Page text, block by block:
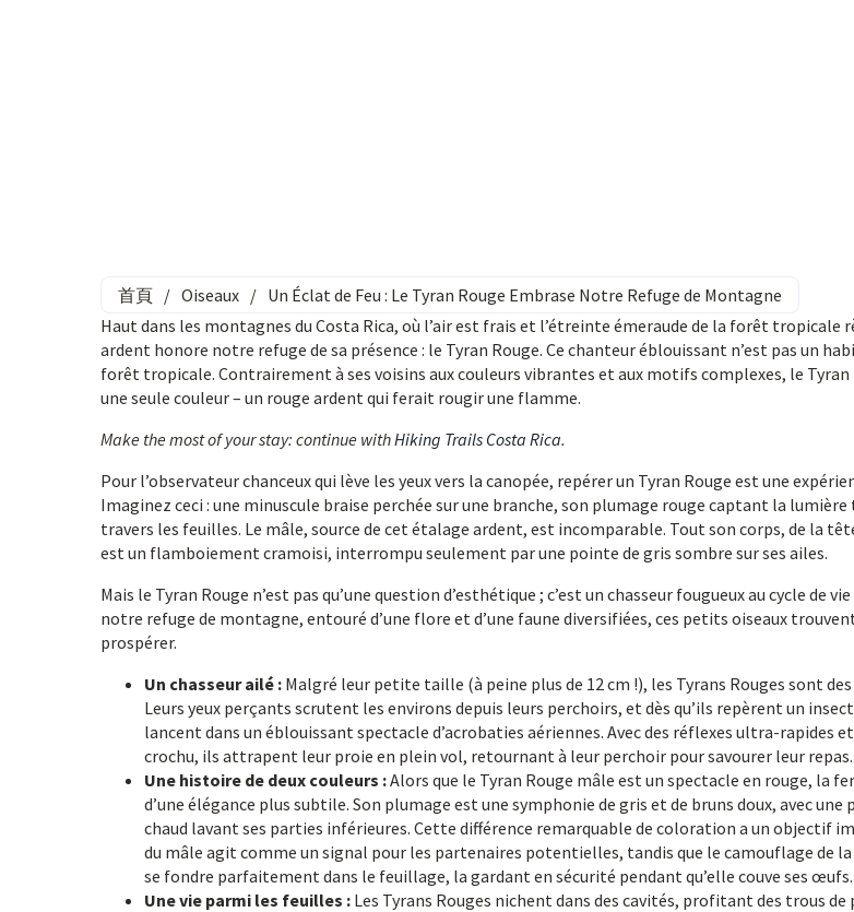
首頁 / Oiseaux / Un Éclat de Feu : Le Tyran Rouge Embrase Notre Refuge de Montagne
Haut dans les montagnes du Costa Rica, où l’air est frais et l’étreinte émeraude de la forêt tropicale
ardent honore notre refuge de sa présence : le Tyran Rouge. Ce chanteur éblouissant n’est pas un
forêt tropicale. Contrairement à ses voisins aux couleurs vibrantes et aux motifs complexes, le Tyran
une seule couleur – un rouge ardent qui ferait rougir une flamme.
Make the most of your stay: continue withHiking Trails Costa Rica.
Pour l’observateur chanceux qui lève les yeux vers la canopée, repérer un Tyran Rouge est une
Imaginez ceci : une minuscule braise perchée sur une branche, son plumage rouge captant la
travers les feuilles. Le mâle, source de cet étalage ardent, est incomparable. Tout son corps, de la
est un flamboiement cramoisi, interrompu seulement par une pointe de gris sombre sur ses ailes.
Mais le Tyran Rouge n’est pas qu’une question d’esthétique ; c’est un chasseur fougueux au cycle de
notre refuge de montagne, entouré d’une flore et d’une faune diversifiées, ces petits oiseaux
prospérer.
Un chasseur ailé : Malgré leur petite taille (à peine plus de 12 cm !), les Tyrans Rouges sont
Leurs yeux perçants scrutent les environs depuis leurs perchoirs, et dès qu’ils repèrent un
lancent dans un éblouissant spectacle d’acrobaties aériennes. Avec des réflexes ultra-rapides
crochu, ils attrapent leur proie en plein vol, retournant à leur perchoir pour savourer leur repas.
Une histoire de deux couleurs :Alors que le Tyran Rouge mâle est un spectacle en rouge, la
d’une élégance plus subtile. Son plumage est une symphonie de gris et de bruns doux, avec une
chaud lavant ses parties inférieures. Cette différence remarquable de coloration a un objectif
du mâle agit comme un signal pour les partenaires potentielles, tandis que le camouflage de
se fondre parfaitement dans le feuillage, la gardant en sécurité pendant qu’elle couve ses œufs.
Une vie parmi les feuilles : Les Tyrans Rouges nichent dans des cavités, profitant des trous de